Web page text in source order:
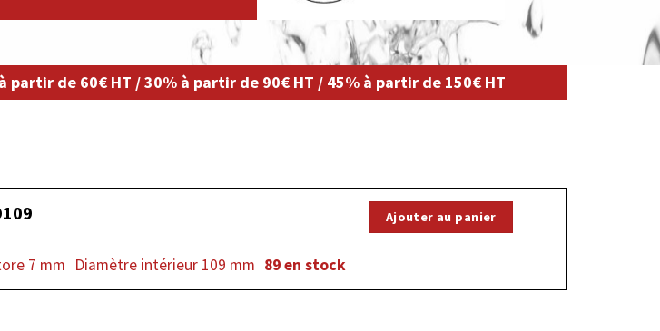
partir de 60€ HT / 30% à partir de 90€ HT / 45% à partir de 150€ HT
7 mm Diamètre intérieur 109 mm 89 en stock
Ajouter au panier